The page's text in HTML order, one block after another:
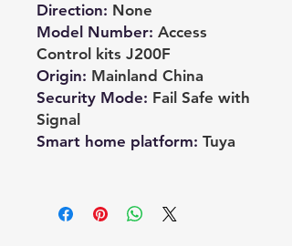
Direction: None
Model Number: Access
Control kits J200F
Origin: Mainland China
Security Mode: Fail Safe with
Signal
Smart home platform: Tuya